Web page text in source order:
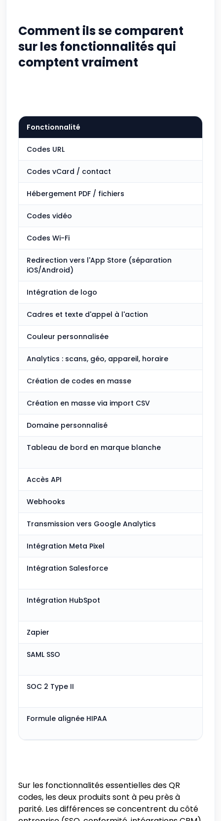
Comment ils se comparent
sur les fonctionnalités qui
comptent vraiment
Fonctionnalité
Codes URL
Codes vCard / contact
Hébergement PDF / fichiers
Codes vidéo
Codes Wi-Fi
Redirection vers l'App Store (séparation
iOS/Android)
Intégration de logo
Cadres et texte d'appel à l'action
Couleur personnalisée
Analytics : scans, géo, appareil, horaire
Création de codes en masse
Création en masse via import CSV
Domaine personnalisé
Tableau de bord en marque blanche
Accès API
Webhooks
Transmission vers Google Analytics
Intégration Meta Pixel
Intégration Salesforce
Intégration HubSpot
Zapier
SAML SSO
SOC 2 Type II
Formule alignée HIPAA
Sur les fonctionnalités essentielles des QR
codes, les deux produits sont à peu près à
parité. Les différences se concentrent du côté